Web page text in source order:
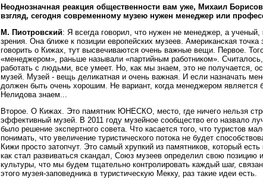
Неоднозначная реакция общественности вам уже, Михаил
взгляд, сегодня современному музею нужен менеджер или
М. Пиотровский: Я всегда говорил, что нужен не менеджер, а ученый,
зрения. Она ближе к позиции европейских музеев. Американская точка
говорить о Кижах, тут высвечиваются очень важные вещи. Первое.
«менеджером», раньше называли «партийным работником».
работать с людьми, все умеет. Но, как мы знаем, это не получается,
музей. Музей - вещь деликатная и очень важная. И если назначать
должен быть очень хорошим. Не вариант, когда менеджером является
Нелидова знаем...
Второе. О Кижах. Это памятник ЮНЕСКО, место, где ничего нельзя
эффективный музей. В 2011 году музейное сообщество его назвало
было решение экспертного совета. Что касается того, что туристов
понимать, что увеличение туристического потока не будет
Кижи просто затопчут. Это самый хрупкий из памятников, который
как стал развиваться скандал, Союз музеев определил свою позицию
культуры, что мы будем тщательно контролировать каждый шаг,
этого музея-заповедника в туристическую Мекку, раз такие идеи есть.